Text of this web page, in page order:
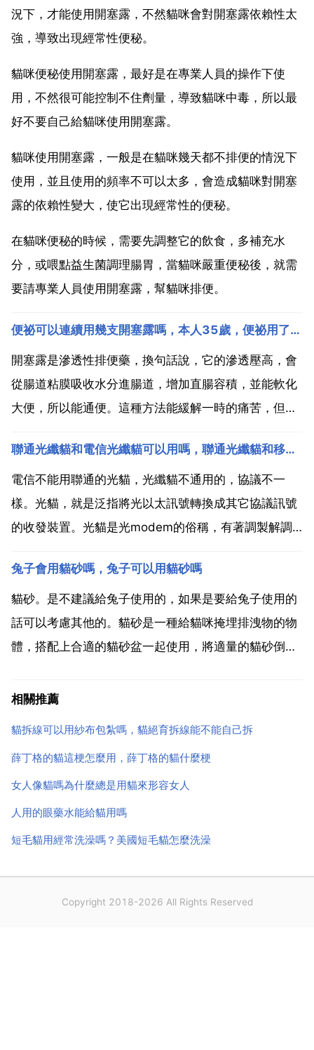
況下，才能使用開塞露，不然貓咪會對開塞露依賴性太
強，導致出現經常性便秘。
貓咪便秘使用開塞露，最好是在專業人員的操作下使
用，不然很可能控制不住劑量，導致貓咪中毒，所以最
好不要自己給貓咪使用開塞露。
貓咪使用開塞露，一般是在貓咪幾天都不排便的情況下
使用，並且使用的頻率不可以太多，會造成貓咪對開塞
露的依賴性變大，使它出現經常性的便秘。
在貓咪便秘的時候，需要先調整它的飲食，多補充水
分，或喂點益生菌調理腸胃，當貓咪嚴重便秘後，就需
要請專業人員使用開塞露，幫貓咪排便。
便祕可以連續用幾支開塞露嗎，本人35歲，便祕用了4支開塞露才解決問題，折騰了4小時，
開塞露是滲透性排便藥，換句話說，它的滲透壓高，會
從腸道粘膜吸收水分進腸道，增加直腸容積，並能軟化
大便，所以能通便。這種方法能緩解一時的痛苦，但不
治本，久用恐更致腸道乾澀。對身體沒什麼影響，只是
對 有影響 嚴重便祕主要是腸胃消化問題，最好是需要
調理腸胃，...
聯通光纖貓和電信光纖貓可以用嗎，聯通光纖貓和移動光纖貓通用嗎
電信不能用聯通的光貓，光纖貓不通用的，協議不一
樣。光貓，就是泛指將光以太訊號轉換成其它協議訊號
的收發裝置。光貓是光modem的俗稱，有著調製解調
境而設計的產品，它利用一對光纖進行單e1或單v.35或
單10baset點到點式的光傳輸終端裝置。該裝置作為
本...
兔子會用貓砂嗎，兔子可以用貓砂嗎
貓砂。是不建議給兔子使用的，如果是要給兔子使用的
話可以考慮其他的。貓砂是一種給貓咪掩埋排洩物的物
體，搭配上合適的貓砂盆一起使用，將適量的貓砂倒於
洩，但是有五花八門的貓砂，寵物主人該怎麼選擇呢？
相關推薦
貓拆線可以用紗布包紮嗎，貓絕育拆線能不能自己拆
薛丁格的貓這梗怎麼用，薛丁格的貓什麼梗
女人像貓嗎為什麼總是用貓來形容女人
人用的眼藥水能給貓用嗎
短毛貓用經常洗澡嗎？美國短毛貓怎麼洗澡
Copyright 2018-2026 All Rights Reserved